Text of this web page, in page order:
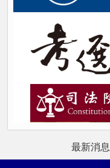
最新消息